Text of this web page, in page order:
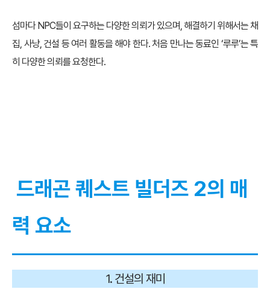
섬마다 NPC들이 요구하는 다양한 의뢰가 있으며, 해결하기 위해서는 채
집, 사냥, 건설 등 여러 활동을 해야 한다. 처음 만나는 동료인 ‘루루’는 특
히 다양한 의뢰를 요청한다.
드래곤 퀘스트 빌더즈 2의 매
력 요소
1. 건설의 재미